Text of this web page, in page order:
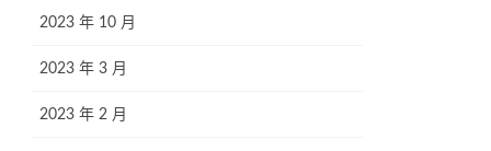
2023 年 10 月
2023 年 3 月
2023 年 2 月